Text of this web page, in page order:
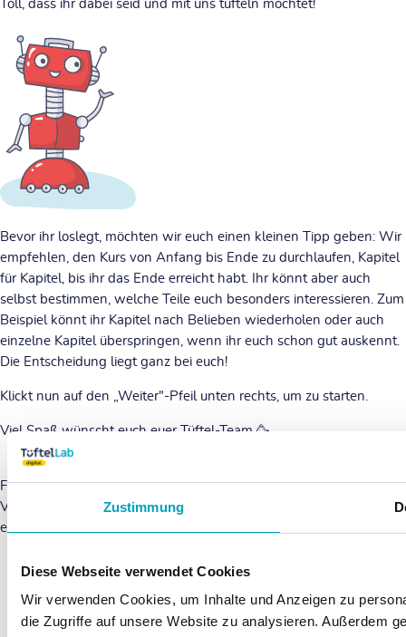
Zustimmung
Diese Webseite verwendet Cookies
Wir verwenden Cookies, um Inhalte und Anzeigen zu
die Zugriffe auf unsere Website zu analysieren. Außerdem
Toll, dass ihr dabei seid und mit uns tüfteln möchtet!
Bevor ihr loslegt, möchten wir euch einen kleinen Tipp geben: Wir
empfehlen, den Kurs von Anfang bis Ende zu durchlaufen, Kapitel
für Kapitel, bis ihr das Ende erreicht habt. Ihr könnt aber auch
selbst bestimmen, welche Teile euch besonders interessieren. Zum
Beispiel könnt ihr Kapitel nach Belieben wiederholen oder auch
einzelne Kapitel überspringen, wenn ihr euch schon gut auskennt.
Die Entscheidung liegt ganz bei euch!
Klickt nun auf den „Weiter"-Pfeil unten rechts, um zu starten.
Viel Spaß wünscht euch euer Tüftel-Team 🥳
Für Fragen oder Unterstützungsbedarf stehen wir euch gerne zur
Verfügung! Teilt eure Erfahrungen und Fragen mit uns und schickt
eine Nachricht an
Einstieg